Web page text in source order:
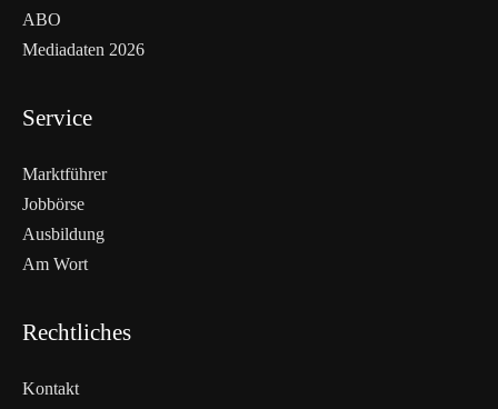
ABO
Mediadaten 2026
Service
Marktführer
Jobbörse
Ausbildung
Am Wort
Rechtliches
Kontakt